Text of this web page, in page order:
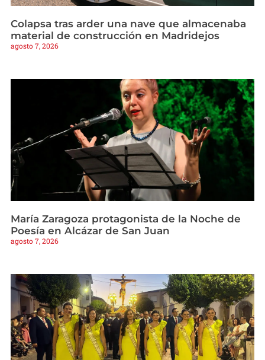
Colapsa tras arder una nave que almacenaba
material de construcción en Madridejos
agosto 7, 2026
María Zaragoza protagonista de la Noche de
Poesía en Alcázar de San Juan
agosto 7, 2026